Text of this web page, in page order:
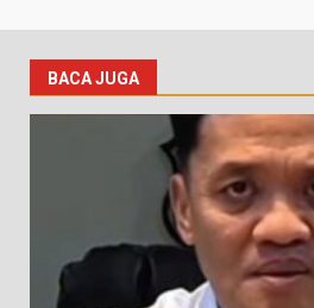
BACA JUGA